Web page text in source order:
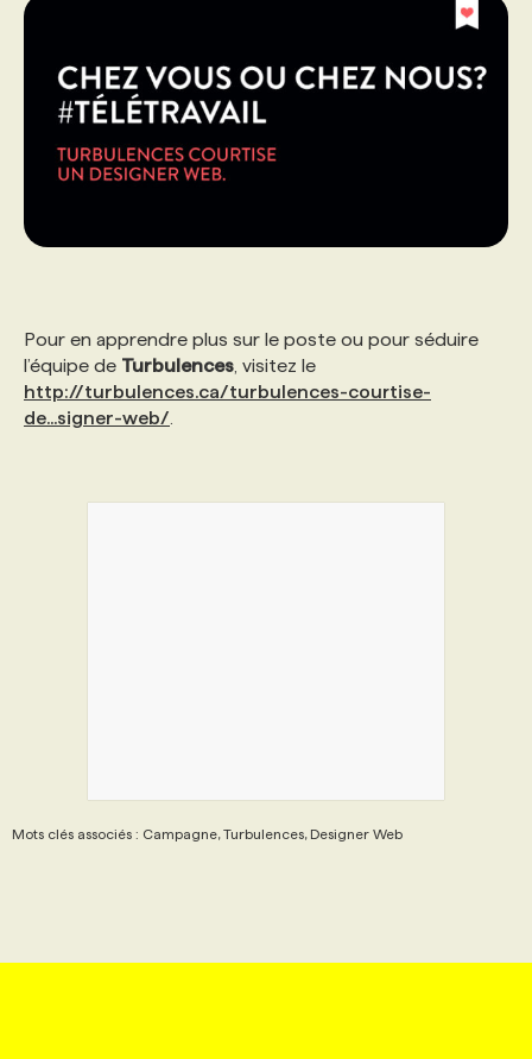
Pour en apprendre plus sur le poste ou pour séduire
l’équipe de Turbulences , visitez le
http://turbulences.ca/turbulences-courtise-
de...signer-web/
Mots clés associés : Campagne, Turbulences, Designer Web